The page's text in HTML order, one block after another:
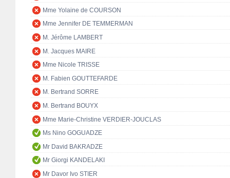
Mme Yolaine de COURSON
Mme Jennifer DE TEMMERMAN
M. Jérôme LAMBERT
M. Jacques MAIRE
Mme Nicole TRISSE
M. Fabien GOUTTEFARDE
M. Bertrand SORRE
M. Bertrand BOUYX
Mme Marie-Christine VERDIER-JOUCLAS
Ms Nino GOGUADZE
Mr David BAKRADZE
Mr Giorgi KANDELAKI
Mr Davor Ivo STIER